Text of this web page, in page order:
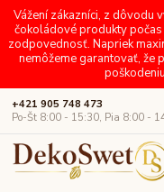
Vážení zákazníci, z dôvodu
čokoládové produkty
zodpovednosť. Napriek
nemôžeme garantovať, že
+421 905 748 473
Po-Št 8:00 - 15:30, Pia 8:00 -